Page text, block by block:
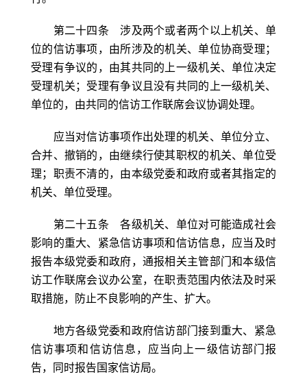
第二十四条 涉及两个或者两个以上机关、单
位的信访事项，由所涉及的机关、单位协商受理；
受理有争议的，由其共同的上一级机关、单位决定
受理机关；受理有争议且没有共同的上一级机关、
单位的，由共同的信访工作联席会议协调处理。
应当对信访事项作出处理的机关、单位分立、
合并、撤销的，由继续行使其职权的机关、单位受
理；职责不清的，由本级党委和政府或者其指定的
机关、单位受理。
第二十五条 各级机关、单位对可能造成社会
影响的重大、紧急信访事项和信访信息，应当及时
报告本级党委和政府，通报相关主管部门和本级信
访工作联席会议办公室，在职责范围内依法及时采
取措施，防止不良影响的产生、扩大。
地方各级党委和政府信访部门接到重大、紧急
信访事项和信访信息，应当向上一级信访部门报
告，同时报告国家信访局。